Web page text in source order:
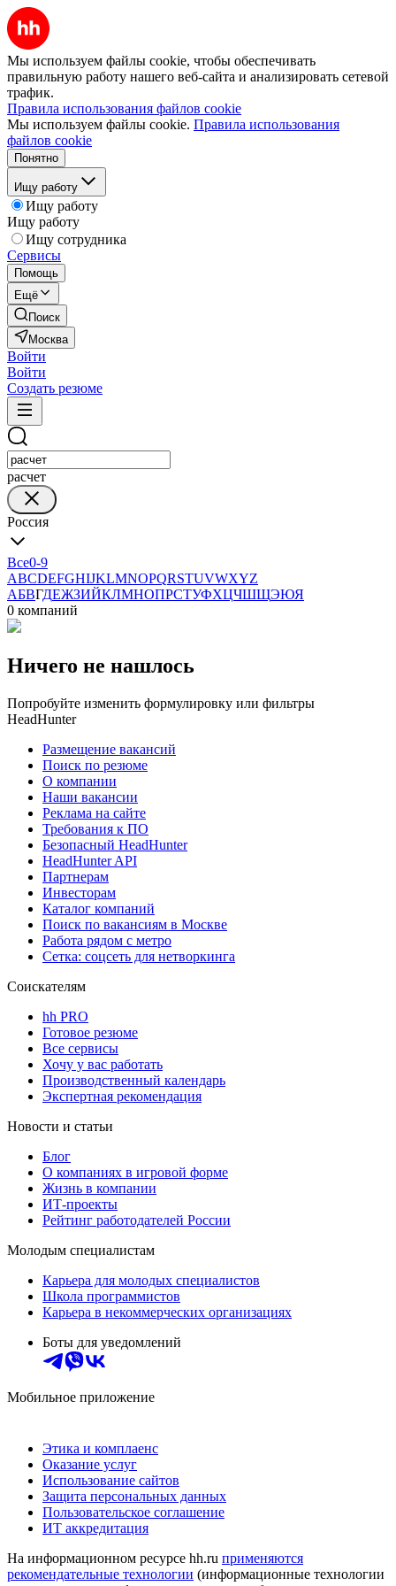
Мы используем файлы cookie, чтобы обеспечивать
правильную работу нашего веб-сайта и анализировать сетевой
трафик.
Правила использования файлов cookie
Мы используем файлы cookie. Правила использования
файлов cookie
Понятно
Ищу работу
Ищу работу
Ищу работу
Ищу сотрудника
Сервисы
Помощь
Ещё
Поиск
Москва
Войти
Войти
Создать резюме
расчет
Россия
Все0-9
ABCDEFGHIJKLMNOPQRSTUVWXYZ
АБВГДЕЖЗИЙКЛМНОПРСТУФХЦЧШЩЭЮЯ
0 компаний
Ничего не нашлось
Попробуйте изменить формулировку или фильтры
HeadHunter
Размещение вакансий
Поиск по резюме
О компании
Наши вакансии
Реклама на сайте
Требования к ПО
Безопасный HeadHunter
HeadHunter API
Партнерам
Инвесторам
Каталог компаний
Поиск по вакансиям в Москве
Работа рядом с метро
Сетка: соцсеть для нетворкинга
Соискателям
hh PRO
Готовое резюме
Все сервисы
Хочу у вас работать
Производственный календарь
Экспертная рекомендация
Новости и статьи
Блог
О компаниях в игровой форме
Жизнь в компании
ИТ-проекты
Рейтинг работодателей России
Молодым специалистам
Карьера для молодых специалистов
Школа программистов
Карьера в некоммерческих организациях
Боты для уведомлений
Мобильное приложение
Этика и комплаенс
Оказание услуг
Использование сайтов
Защита персональных данных
Пользовательское соглашение
ИТ аккредитация
На информационном ресурсе hh.ru применяются
рекомендательные технологии (информационные технологии